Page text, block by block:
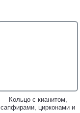
Кольцо с кианитом,
сапфирами, цирконами и